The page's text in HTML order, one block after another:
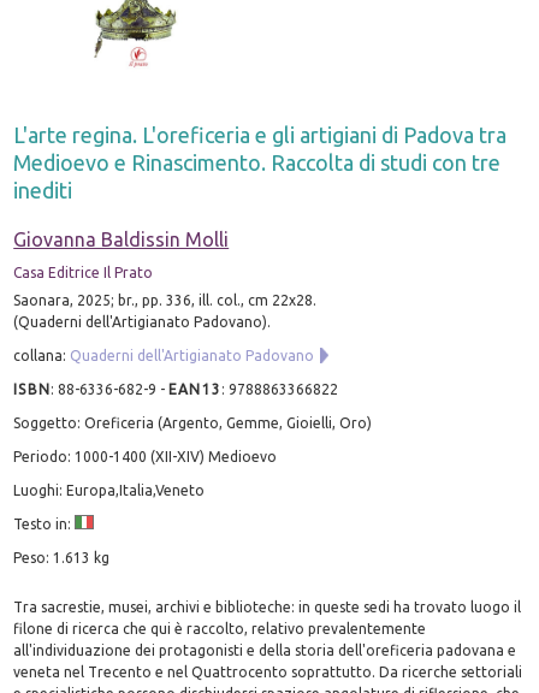
L'arte regina. L'oreficeria e gli artigiani di Padova tra
Medioevo e Rinascimento. Raccolta di studi con tre
inediti
Giovanna Baldissin Molli
Casa Editrice Il Prato
Saonara, 2025; br., pp. 336, ill. col., cm 22x28.
(Quaderni dell'Artigianato Padovano).
collana: Quaderni dell'Artigianato Padovano
ISBN:88-6336-682-9 - EAN13 :9788863366822
Soggetto: Oreficeria (Argento, Gemme, Gioielli, Oro)
Periodo: 1000-1400 (XII-XIV) Medioevo
Luoghi: Europa,Italia,Veneto
Testo in:
Peso: 1.613 kg
Tra sacrestie, musei, archivi e biblioteche: in queste sedi ha trovato luogo il
filone di ricerca che qui è raccolto, relativo prevalentemente
all'individuazione dei protagonisti e della storia dell'oreficeria padovana e
veneta nel Trecento e nel Quattrocento soprattutto. Da ricerche settoriali